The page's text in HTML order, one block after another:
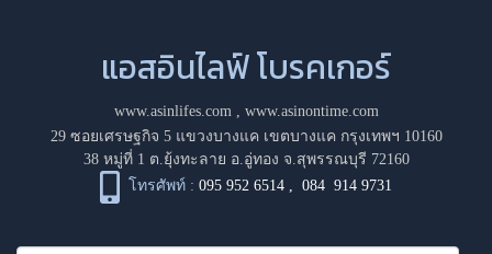
แอสอินไลฟ์ โบรคเกอร์
www.asinlifes.com
www.asinontime.com
29 ซอยเศรษฐกิจ 5 แขวงบางแค เขตบางแค กรุงเทพฯ 10160
38 หมู่ที่ 1 ต.ยุ้งทะลาย อ.อู่ทอง จ.สุพรรณบุรี 72160
โทรศัพท์ : 095 952 6514 ,084 914 9731